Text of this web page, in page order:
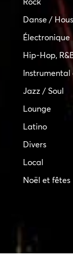
Danse /
Électronique
Hip-Hop,
Instrumental
Jazz / Soul
Lounge
Latino
Divers
Local
Noël et fêtes